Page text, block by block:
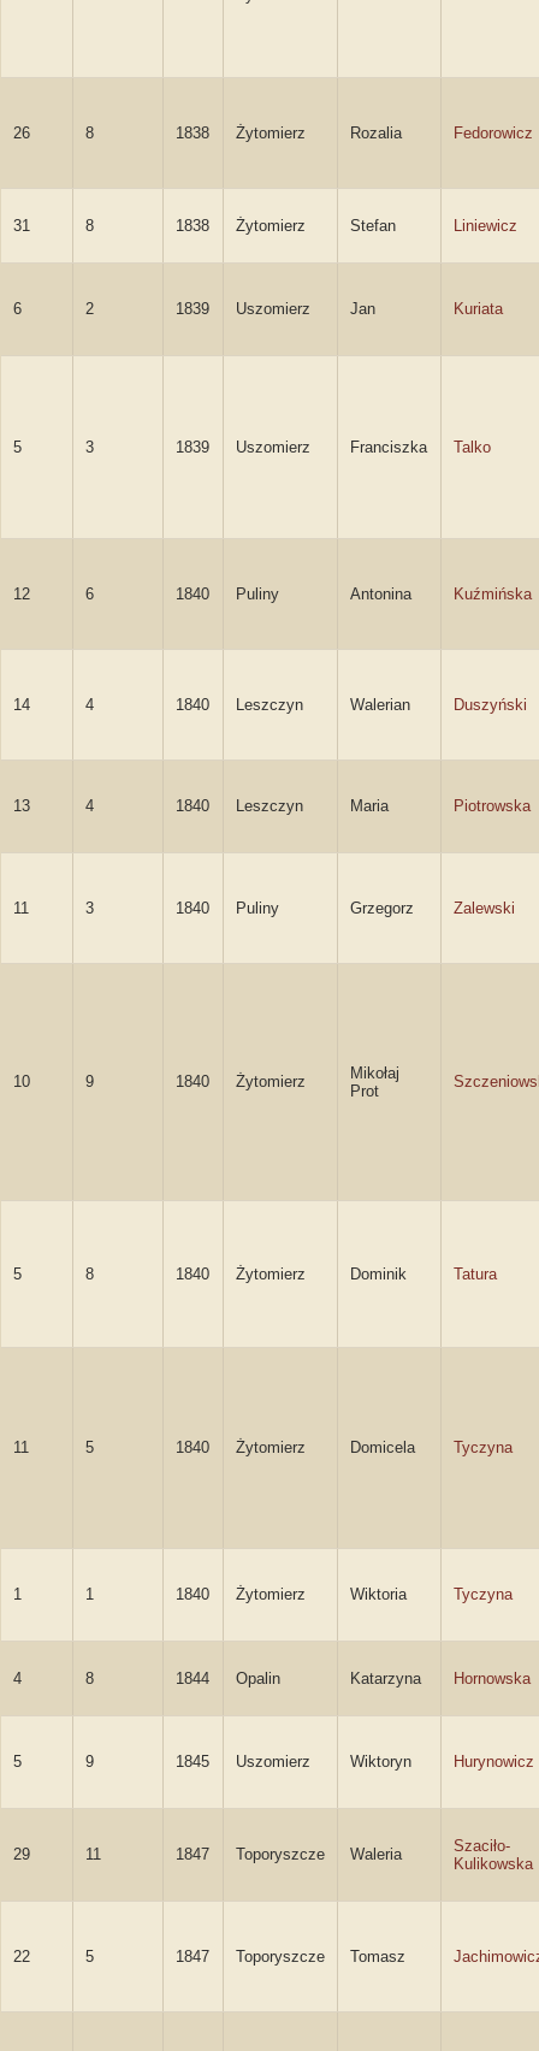
26 8 1838 Żytomierz Rozalia Fedorowicz
31 8 1838 Żytomierz Stefan Liniewicz
6 2 1839 Uszomierz Jan Kuriata
5 3 1839 Uszomierz Franciszka Talko
12 6 1840 Puliny Antonina Kuźmińska
14 4 1840 Leszczyn Walerian Duszyński
13 4 1840 Leszczyn Maria Piotrowska
11 3 1840 Puliny Grzegorz Zalewski
10 9 1840 Żytomierz
Mikołaj
Prot
5 8 1840 Żytomierz Dominik Tatura
11 5 1840 Żytomierz Domicela Tyczyna
1 1 1840 Żytomierz Wiktoria Tyczyna
4 8 1844 Opalin Katarzyna Hornowska
5 9 1845 Uszomierz Wiktoryn Hurynowicz
29 11 1847 Toporyszcze Waleria
Szaciło-
Kulikowska
22 5 1847 Toporyszcze Tomasz